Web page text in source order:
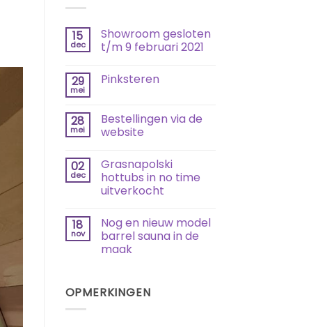
15
dec
Showroom gesloten
t/m 9 februari 2021
op
9
februari
2021
29
mei
Pinksteren
Pinksteren
28
mei
Bestellingen via de
website
op
Bestellingen
via
de
02
dec
Grasnapolski
hottubs in no time
uitverkocht
op
Grasnapolski
hottubs
in
18
nov
Nog en nieuw model
barrel sauna in de
maak
Nog
en
OPMERKINGEN